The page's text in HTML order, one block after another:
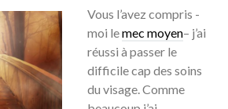
Vous l’avez compris -
moi lemec moyen– j’ai
réussi à passer le
difficile cap des soins
du visage. Comme